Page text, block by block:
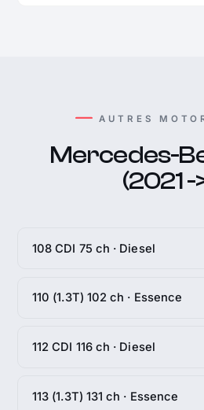
AUTRES
Mercedes-
(2021 -
108 CDI 75 ch · Diesel
110 (1.3T) 102 ch · Essence
112 CDI 116 ch · Diesel
113 (1.3T) 131 ch · Essence